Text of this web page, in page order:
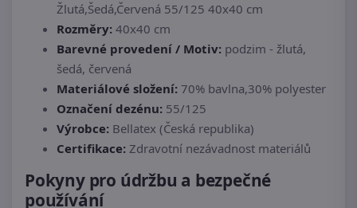
Žlutá,Šedá,Červená 55/125 40x40 cm
Rozměry: 40x40 cm
Barevné provedení / Motiv: podzim - žlutá,
šedá, červená
Materiálové složení: 70% bavlna,30% polyester
Označení dezénu: 55/125
Výrobce: Bellatex (Česká republika)
Certifikace: Zdravotní nezávadnost materiálů
Pokyny pro údržbu a bezpečné
používání